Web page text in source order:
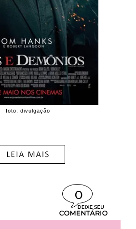
foto: divulgação
0